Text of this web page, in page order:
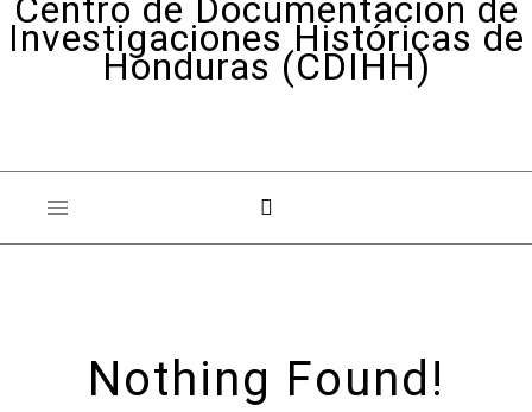
Centro de Documentación de
Investigaciones Históricas de
Honduras (CDIHH)
Nothing Found!